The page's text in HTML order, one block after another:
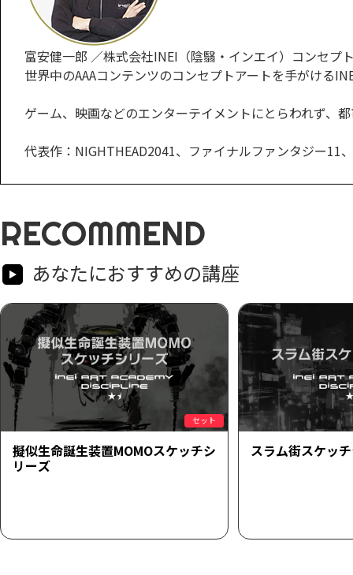
富安健一郎 ／株式会社INEI（陰翳・インエイ）コンセプ
世界中のAAAコンテンツのコンセプトアートを手がける
ゲーム、映画などのエンターテイメントにとらわれず、
代表作：NIGHTHEAD2041、ファイナルファンタジー11
RECOMMEND
あなたにおすすめの講座
セット
擬似生命誕生装置MOMOスケッチシ
リーズ
スラム街スケッ